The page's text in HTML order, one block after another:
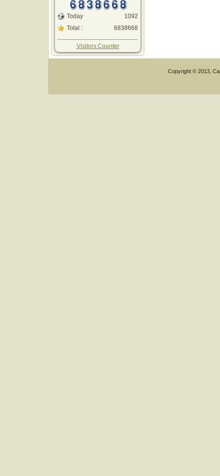
Today
Total :
1092
6838668
Visitors Counter
Copyright © 2013,